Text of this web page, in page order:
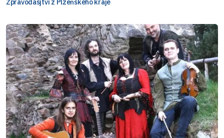
Zpravodasjtví z Plzeňského kraje